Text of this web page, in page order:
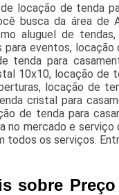
locação de tenda
busca da área de
aluguel de
eventos,
tenda para
10x10, locação de
locação de
cristal para
de tenda para
no mercado e serviço
os serviços.
sobre